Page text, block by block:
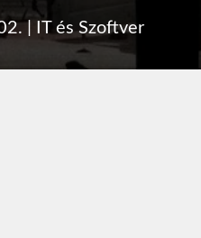
| IT és Szoftver